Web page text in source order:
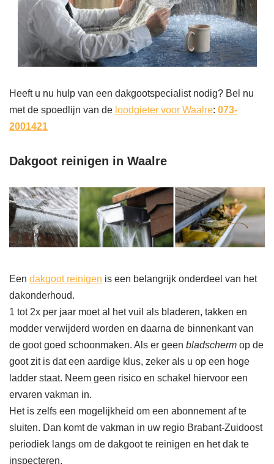
Heeft u nu hulp van een dakgootspecialist nodig? Bel nu
met de spoedlijn van de loodgieter voor Waalre: 073-
2001421
Dakgoot reinigen in Waalre
Een dakgoot reinigen is een belangrijk onderdeel van het
dakonderhoud.
1 tot 2x per jaar moet al het vuil als bladeren, takken en
modder verwijderd worden en daarna de binnenkant van
de goot goed schoonmaken. Als er geen bladscherm op de
goot zit is dat een aardige klus, zeker als u op een hoge
ladder staat. Neem geen risico en schakel hiervoor een
ervaren vakman in.
Het is zelfs een mogelijkheid om een abonnement af te
sluiten. Dan komt de vakman in uw regio Brabant-Zuidoost
periodiek langs om de dakgoot te reinigen en het dak te
inspecteren.